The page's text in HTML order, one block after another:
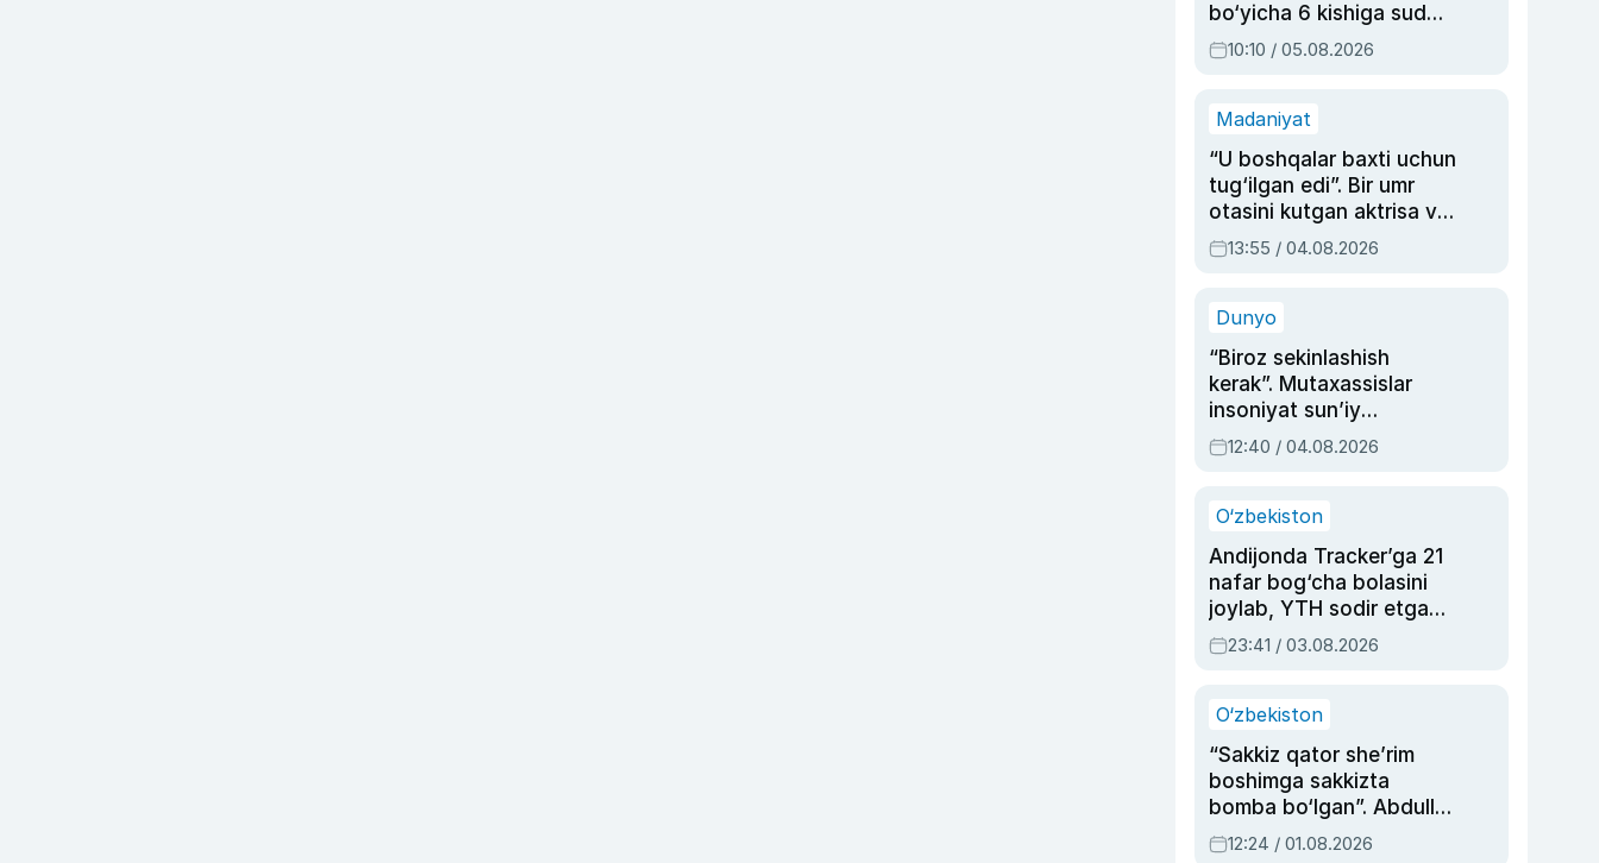
bo‘yicha 6 kishiga sud
hukmi o‘qildi
10:10 / 05.08.2026
Madaniyat
“U boshqalar baxti uchun
tug‘ilgan edi”. Bir umr
otasini kutgan aktrisa va
dublyaj ustasi Rimma
Ahmedovaning
13:55 / 04.08.2026
Dunyo
“Biroz sekinlashish
kerak”. Mutaxassislar
insoniyat sun’iy
intellektni boshqara
olmay qolishidan xavotir
12:40 / 04.08.2026
O‘zbekiston
Andijonda Tracker’ga 21
nafar bog‘cha bolasini
joylab, YTH sodir etgan
ayolga sud hukmi o‘qildi
23:41 / 03.08.2026
O‘zbekiston
“Sakkiz qator she’rim
boshimga sakkizta
bomba bo‘lgan”. Abdulla
Oripovni siyosiy
12:24 / 01.08.2026